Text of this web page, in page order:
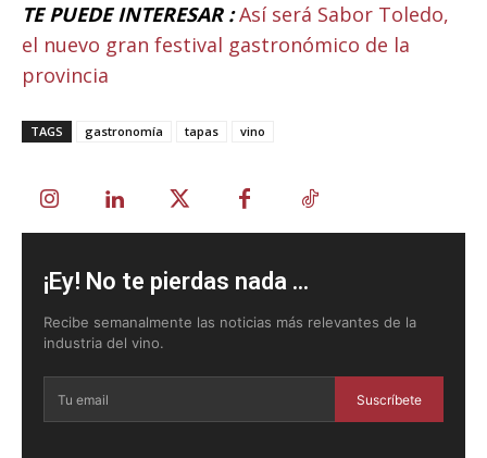
TE PUEDE INTERESAR :Así será Sabor Toledo,
el nuevo gran festival gastronómico de la
provincia
TAGS gastronomía tapas vino
¡Ey! No te pierdas nada ...
Recibe semanalmente las noticias más relevantes de la
industria del vino.
Suscríbete